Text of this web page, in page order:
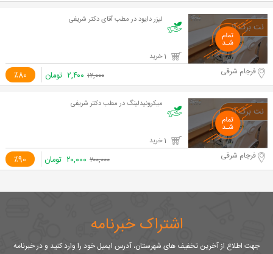
لیزر دایود در مطب آقای دکتر شریفی
٪80 فرجام شرقی ۱۲,۰۰۰ ۲,۴۰۰ تومان
میکرونیدلینگ در مطب دکتر شریفی
٪90 فرجام شرقی ۲۰۰,۰۰۰ ۲۰,۰۰۰ تومان
اشتراک خبرنامه
جهت اطلاع از آخرین تخفیف های شهرستان، آدرس ایمیل خود را وارد کنید و در خبرنامه